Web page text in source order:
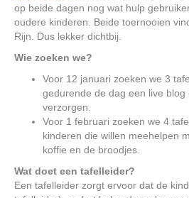
op beide dagen nog wat hulp
oudere kinderen. Beide toernooien
Rijn. Dus lekker dichtbij.
Wie zoeken we?
Voor 12 januari zoeken we 3
gedurende de dag een live blog
verzorgen.
Voor 1 februari zoeken we 4
kinderen die willen meehelpen
koffie en de broodjes.
Wat doet een tafelleider?
Een tafelleider zorgt ervoor dat de